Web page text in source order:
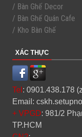
/ Bàn Ghế Decor
/ Bàn Ghế Quán Cafe
/ Kho Bàn Ghế
XÁC THỰC
Tel : 0901.438.178
Email:
+ VPGD: 981/2
TP.HCM